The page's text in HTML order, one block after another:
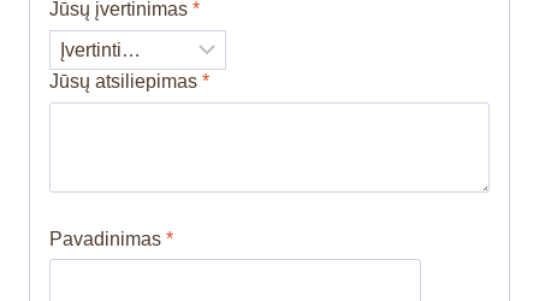
Jūsų įvertinimas *
Jūsų atsiliepimas *
Pavadinimas *